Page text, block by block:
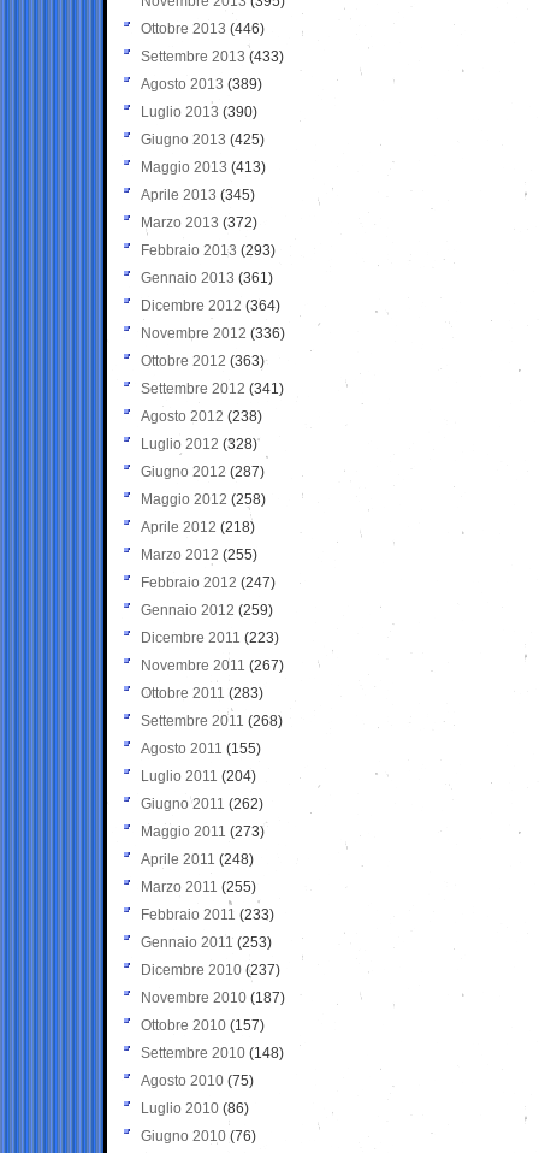
Ottobre 2013 (446)
Settembre 2013 (433)
Agosto 2013 (389)
Luglio 2013 (390)
Giugno 2013 (425)
Maggio 2013 (413)
Aprile 2013 (345)
Marzo 2013 (372)
Febbraio 2013 (293)
Gennaio 2013 (361)
Dicembre 2012 (364)
Novembre 2012 (336)
Ottobre 2012 (363)
Settembre 2012 (341)
Agosto 2012 (238)
Luglio 2012 (328)
Giugno 2012 (287)
Maggio 2012 (258)
Aprile 2012 (218)
Marzo 2012 (255)
Febbraio 2012 (247)
Gennaio 2012 (259)
Dicembre 2011 (223)
Novembre 2011 (267)
Ottobre 2011 (283)
Settembre 2011 (268)
Agosto 2011 (155)
Luglio 2011 (204)
Giugno 2011 (262)
Maggio 2011 (273)
Aprile 2011 (248)
Marzo 2011 (255)
Febbraio 2011 (233)
Gennaio 2011 (253)
Dicembre 2010 (237)
Novembre 2010 (187)
Ottobre 2010 (157)
Settembre 2010 (148)
Agosto 2010 (75)
Luglio 2010 (86)
Giugno 2010 (76)